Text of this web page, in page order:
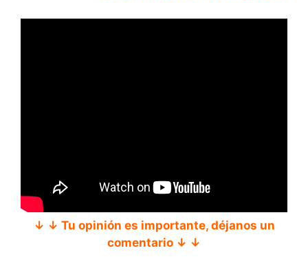
↓ ↓ Tu opinión es importante, déjanos un
comentario ↓ ↓